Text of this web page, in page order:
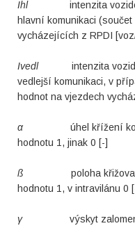
Ihlintenzita vozidel
hlavní komunikaci
vycházejících z RPDI
Ivedlintenzita vozidel
vedlejší komunikaci, v
hodnot na vjezdech
α úhel křížení
hodnotu 1, jinak 0 [-]
ß poloha křižovatky,
hodnotu 1, v intravilánu 0
γvýskyt zalomené